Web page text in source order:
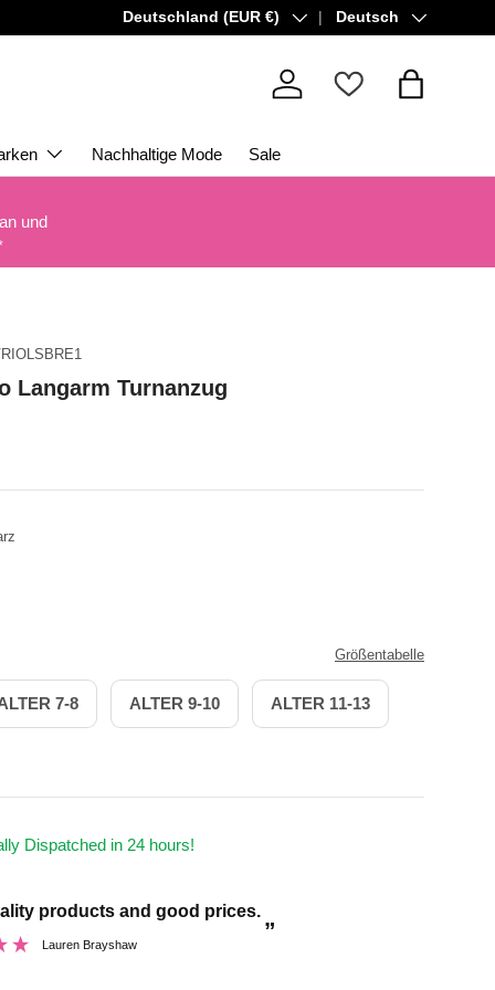
Land/Region
Deutschland (EUR €) SpracheDeutsch
Einloggen
Nachhaltige Mode Sale
und
Langarm Turnanzug
Größentabelle
7-8 ALTER 9-10 ALTER 11-13
Dispatched in 24 hours!
”
products and good prices.
Lauren Brayshaw